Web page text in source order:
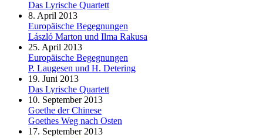
Das Lyrische Quartett
8. April 2013
Europäische Begegnungen
László Marton und Ilma Rakusa
25. April 2013
Europäische Begegnungen
P. Laugesen und H. Detering
19. Juni 2013
Das Lyrische Quartett
10. September 2013
Goethe der Chinese
Goethes Weg nach Osten
17. September 2013